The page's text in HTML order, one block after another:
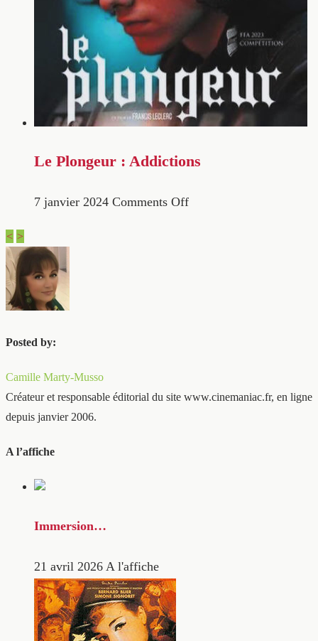
Le Plongeur : Addictions
7 janvier 2024 Comments Off
< >
Posted by:
Camille Marty-Musso
Créateur et responsable éditorial du site www.cinemaniac.fr, en ligne
depuis janvier 2006.
A l’affiche
Immersion…
21 avril 2026 A l'affiche